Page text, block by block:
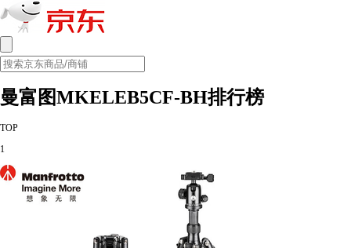
曼富图MKELEB5CF-BH排行榜
TOP
1